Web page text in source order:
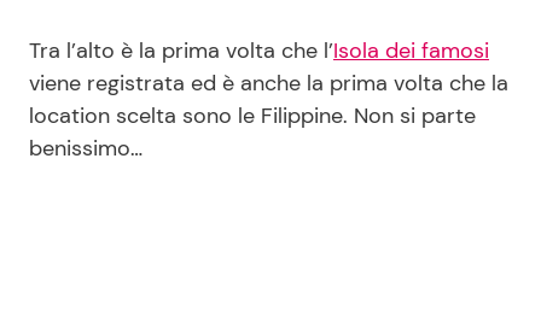
Tra l’alto è la prima volta che l’Isola dei famosi
viene registrata ed è anche la prima volta che la
location scelta sono le Filippine. Non si parte
benissimo…